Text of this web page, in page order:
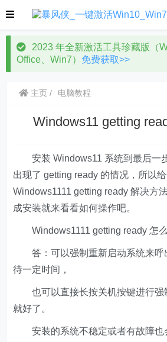
2023 年全新激活工具珍藏版（
Office、Win7） 免费获取>>
主页 电脑教程
Windows11 getting
安装 Windows11 系统到最后一
出现了 getting ready 的情况，所以
Windows1111 getting ready 解决方
成安装就来看看如何操作吧。
Windows1111 getting ready 怎么
答：可以强制重新启动系统来呼
待一定时间，
也可以直接长按关机按键进行强
就好了。
安装的系统不稳定或者有故障也